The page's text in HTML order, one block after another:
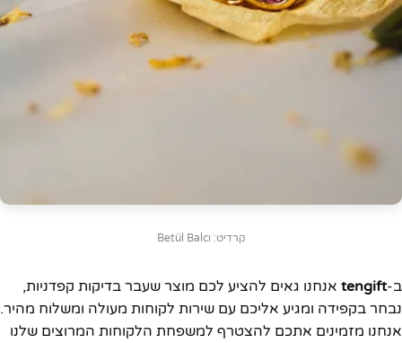
קרדיט: Betül Balcı
ב-tengift אנחנו גאים להציע לכם מוצר שעבר בדיקות קפדניות,
נבחר בקפידה ומגיע אליכם עם שירות לקוחות מעולה ומשלוח מהיר.
אנחנו מזמינים אתכם להצטרף למשפחת הלקוחות המרוצים שלנו